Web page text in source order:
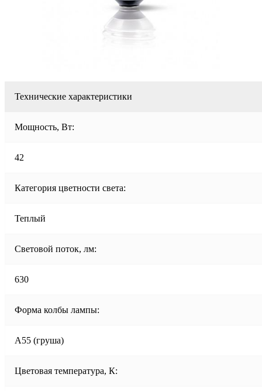
Технические характеристики
Мощность, Вт:
42
Категория цветности света:
Теплый
Световой поток, лм:
630
Форма колбы лампы:
A55 (груша)
Цветовая температура, К: